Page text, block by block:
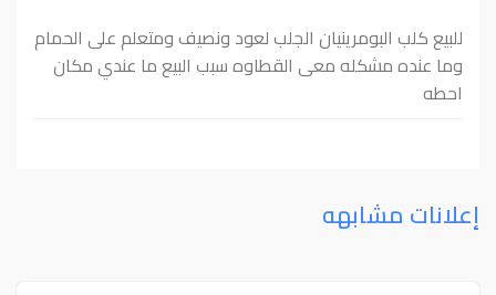
للبيع كلب البومرينيان الجلب لعود ونصيف ومتعلم على الحمام
وما عنده مشكله معى القطاوه سبب البيع ما عندي مكان
احطه
إعلانات مشابهه